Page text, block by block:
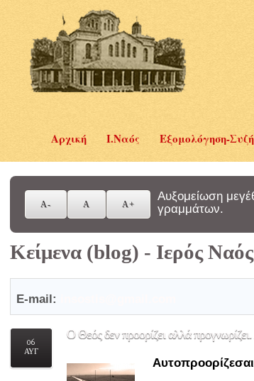
Αρχική Ι.Ναός Εξομολόγηση-
Αυξομείωση
γραμμάτων.
Κείμενα (blog) - Ιερός
E-mail:
06
ΑΥΓ
ΟΘεός δεν προορίζει αλλά
Αυτοπροορίζεσαι